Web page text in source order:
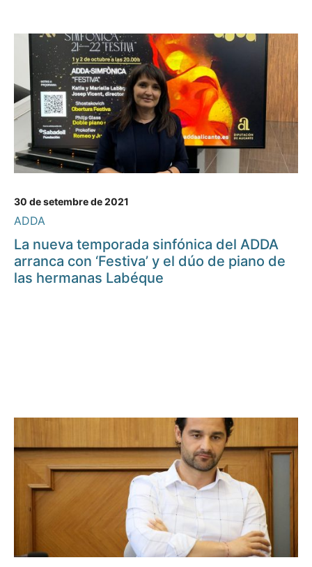
30 de setembre de 2021
ADDA
La nueva temporada sinfónica del ADDA
arranca con ‘Festiva’ y el dúo de piano de
las hermanas Labéque